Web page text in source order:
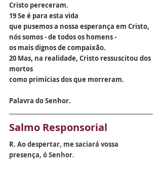
Cristo pereceram.
19 Se é para esta vida
que pusemos a nossa esperança em Cristo,
nós somos - de todos os homens -
os mais dignos de compaixão.
20 Mas, na realidade, Cristo ressuscitou dos
mortos
como primícias dos que morreram.
Palavra do Senhor.
Salmo Responsorial
R. Ao despertar, me saciará vossa
presença, ó Senhor.